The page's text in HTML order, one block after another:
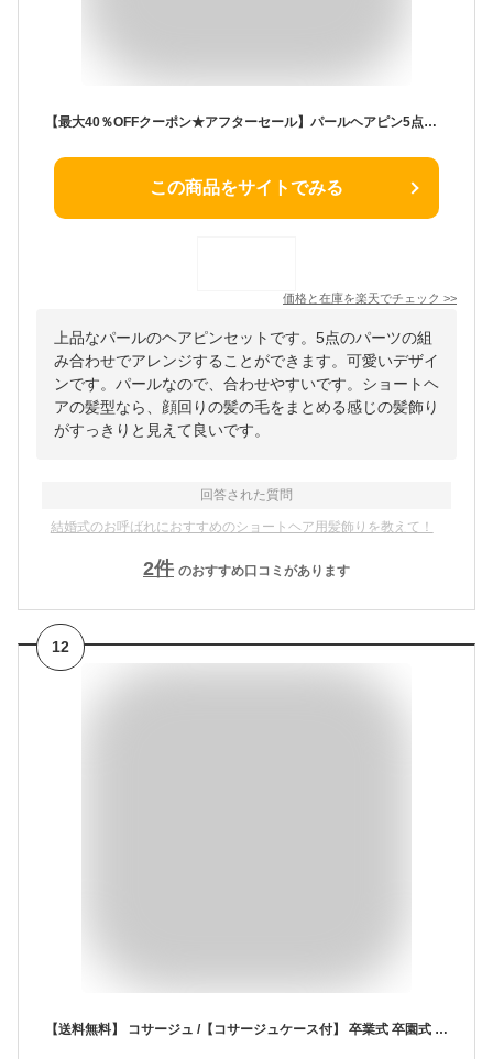
【最大40％OFFクーポン★アフターセール】パールヘアピン5点セット 結婚式 成人式 卒業式 入学式 韓国風 上品 エレガント ショートヘア まとめ髪 レディース ヘアアクセ 髪飾り
この商品をサイトでみる
価格と在庫を楽天でチェック >>
上品なパールのヘアピンセットです。5点のパーツの組
み合わせでアレンジすることができます。可愛いデザイ
ンです。パールなので、合わせやすいです。ショートヘ
アの髪型なら、顔回りの髪の毛をまとめる感じの髪飾り
がすっきりと見えて良いです。
回答された質問
結婚式のお呼ばれにおすすめのショートヘア用髪飾りを教えて！
2件 のおすすめ口コミがあります
12
【送料無料】 コサージュ /【コサージュケース付】 卒業式 卒園式 入学式 ラインストーン 水引風 ブローチ ビーズ レース リボン 薔薇 花 ローズ リーフ 和風 小さめ 2way 髪飾り ヘアクリップ ピン ベージュ グレー アクセサリー レディース ママ 完成品